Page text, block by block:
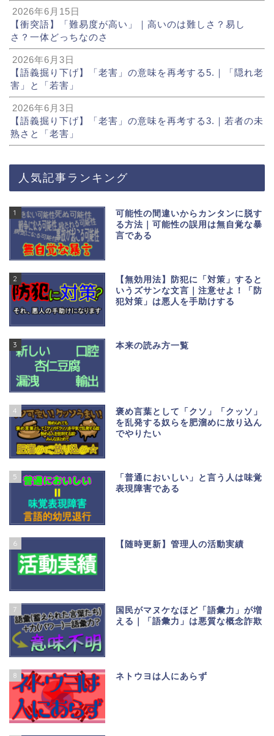
2026年6月15日
【衝突語】「難易度が高い」｜高いのは難しさ？易し
さ？一体どっちなのさ
2026年6月3日
【語義掘り下げ】「老害」の意味を再考する5.｜「隠れ老
害」と「若害」
2026年6月3日
【語義掘り下げ】「老害」の意味を再考する3.｜若者の未
熟さと「老害」
人気記事ランキング
1
可能性の間違いからカンタンに脱す
る方法｜可能性の誤用は無自覚な暴
言である
2
【無効用法】防犯に「対策」すると
いうズサンな文言｜注意せよ！「防
犯対策」は悪人を手助けする
3 本来の読み方一覧
4
褒め言葉として「クソ」「クッソ」
を乱発する奴らを肥溜めに放り込ん
でやりたい
5
「普通においしい」と言う人は味覚
表現障害である
6 【随時更新】管理人の活動実績
7
国民がマヌケなほど「語彙力」が増
える｜「語彙力」は悪質な概念詐欺
8 ネトウヨは人にあらず